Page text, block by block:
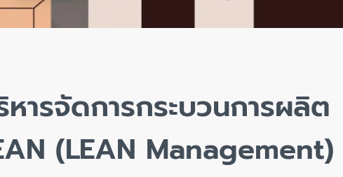
ารจัดการกระบวนการผลิต
(LEAN Management)